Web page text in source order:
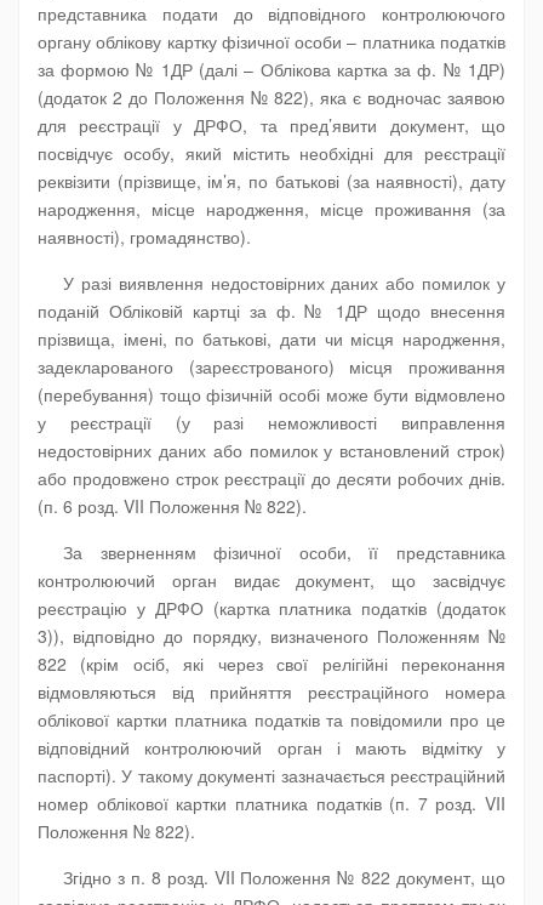
представника подати до відповідного контролюючого
органу облікову картку фізичної особи – платника податків
за формою № 1ДР (далі – Облікова картка за ф. № 1ДР)
(додаток 2 до Положення № 822), яка є водночас заявою
для реєстрації у ДРФО, та пред’явити документ, що
посвідчує особу, який містить необхідні для реєстрації
реквізити (прізвище, ім’я, по батькові (за наявності), дату
народження, місце народження, місце проживання (за
наявності), громадянство).
У разі виявлення недостовірних даних або помилок у
поданій Обліковій картці за ф. № 1ДР щодо внесення
прізвища, імені, по батькові, дати чи місця народження,
задекларованого (зареєстрованого) місця проживання
(перебування) тощо фізичній особі може бути відмовлено
у реєстрації (у разі неможливості виправлення
недостовірних даних або помилок у встановлений строк)
або продовжено строк реєстрації до десяти робочих днів.
(п. 6 розд. VII Положення № 822).
За зверненням фізичної особи, її представника
контролюючий орган видає документ, що засвідчує
реєстрацію у ДРФО (картка платника податків (додаток
3)), відповідно до порядку, визначеного Положенням №
822 (крім осіб, які через свої релігійні переконання
відмовляються від прийняття реєстраційного номера
облікової картки платника податків та повідомили про це
відповідний контролюючий орган і мають відмітку у
паспорті). У такому документі зазначається реєстраційний
номер облікової картки платника податків (п. 7 розд. VII
Положення № 822).
Згідно з п. 8 розд. VII Положення № 822 документ, що